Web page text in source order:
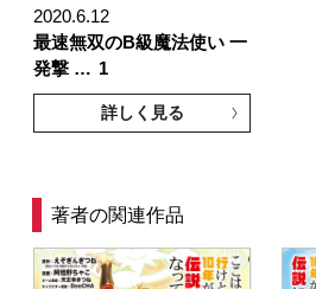
2020.6.12
最速無双のB級魔法使い 一
発撃 … 1
詳しく見る
著者の関連作品